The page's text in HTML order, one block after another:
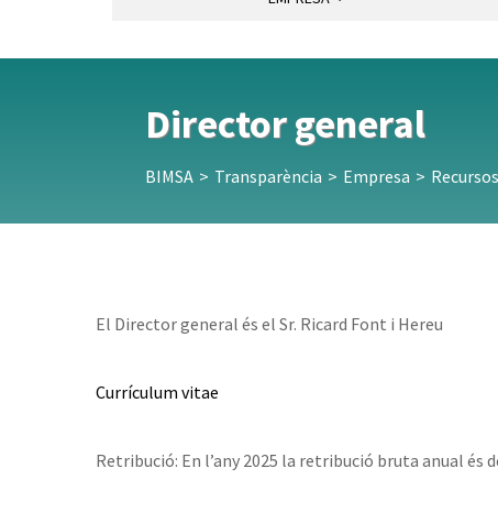
Director general
BIMSA > Transparència > Empresa >
El Director general és el Sr. Ricard Font i Hereu
Currículum vitae
Retribució: En l’any 2025 la retribució bruta anual és